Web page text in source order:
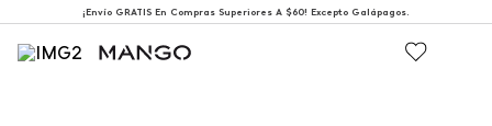
¡Envío GRATIS En Compras Superiores A $60! Excepto Galápagos.